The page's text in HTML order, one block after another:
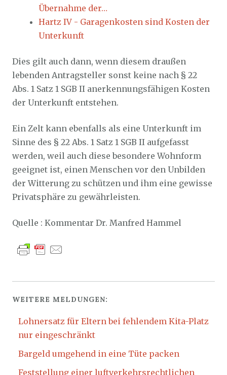
Übernahme der…
Hartz IV - Garagenkosten sind Kosten der
Unterkunft
Dies gilt auch dann, wenn diesem draußen
lebenden Antragsteller sonst keine nach § 22
Abs. 1 Satz 1 SGB II anerkennungsfähigen Kosten
der Unterkunft entstehen.
Ein Zelt kann ebenfalls als eine Unterkunft im
Sinne des § 22 Abs. 1 Satz 1 SGB II aufgefasst
werden, weil auch diese besondere Wohnform
geeignet ist, einen Menschen vor den Unbilden
der Witterung zu schützen und ihm eine gewisse
Privatsphäre zu gewährleisten.
Quelle : Kommentar Dr. Manfred Hammel
WEITERE MELDUNGEN:
Lohnersatz für Eltern bei fehlendem Kita-Platz
nur eingeschränkt
Bargeld umgehend in eine Tüte packen
Feststellung einer luftverkehrsrechtlichen